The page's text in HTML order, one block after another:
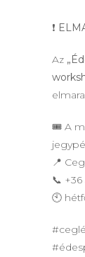
❗️
Az
🎟 A
📍
📞 +36
🕙